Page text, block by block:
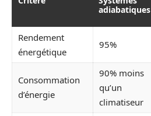
adiabatiques
Rendement
énergétique
95%
Consommation
d’énergie
90% moins
qu’un
climatiseur